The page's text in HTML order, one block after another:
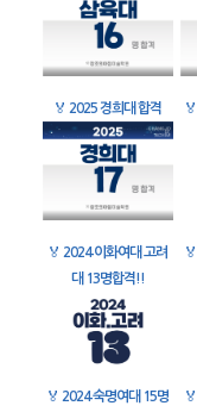
🏅 2025 경희대 합격 🏅
🏅 2024 이화여대 고려
대 13명합격!!
🏅
🏅 2024 숙명여대 15명
🏅